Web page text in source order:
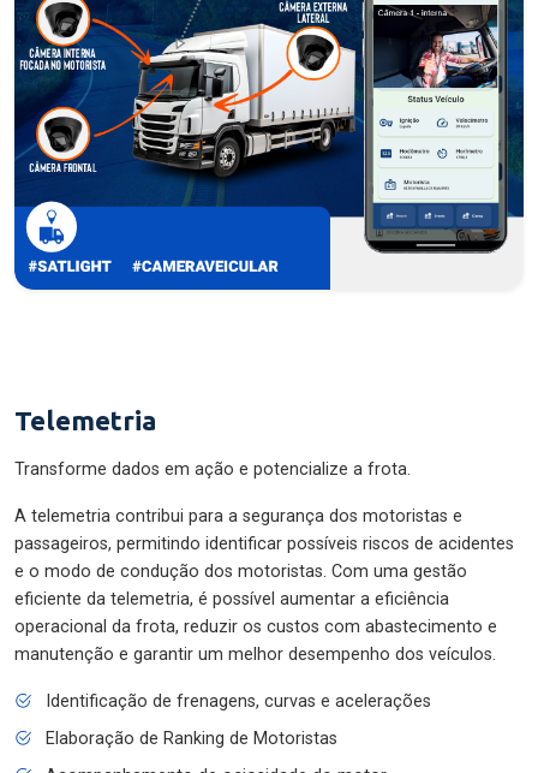
Telemetria
Transforme dados em ação e potencialize a frota.
A telemetria contribui para a segurança dos motoristas e
passageiros, permitindo identificar possíveis riscos de acidentes
e o modo de condução dos motoristas. Com uma gestão
eficiente da telemetria, é possível aumentar a eficiência
operacional da frota, reduzir os custos com abastecimento e
manutenção e garantir um melhor desempenho dos veículos.
Identificação de frenagens, curvas e acelerações
Elaboração de Ranking de Motoristas